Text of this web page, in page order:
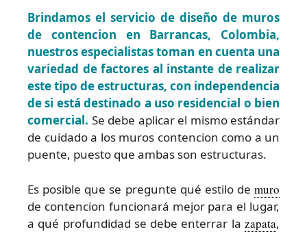
Brindamos el servicio de diseño de muros
de contencion en Barrancas, Colombia,
nuestros especialistas toman en cuenta una
variedad de factores al instante de realizar
este tipo de estructuras, con independencia
de si está destinado a uso residencial o bien
comercial. Se debe aplicar el mismo estándar
de cuidado a los muros contencion como a un
puente, puesto que ambas son estructuras.
Es posible que se pregunte qué estilo de muro
de contencion funcionará mejor para el lugar,
a qué profundidad se debe enterrar la zapata,